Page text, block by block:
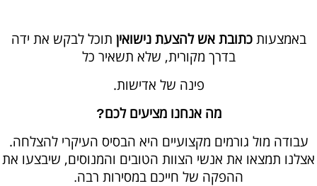
באמצעות כתובת אש להצעת נישואין תוכל לבקש את ידה
בדרך מקורית, שלא תשאיר כל
פינה של אדישות.
מה אנחנו מציעים לכם?
עבודה מול גורמים מקצועיים היא הבסיס העיקרי להצלחה.
אצלנו תמצאו את אנשי הצוות הטובים והמנוסים, שיבצעו את
ההפקה של חייכם במסירות רבה.